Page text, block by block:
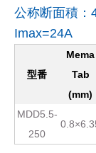
公称断面積：
Imax=24A
型番
Mema
Tab
(mm)
MDD5.5-
250